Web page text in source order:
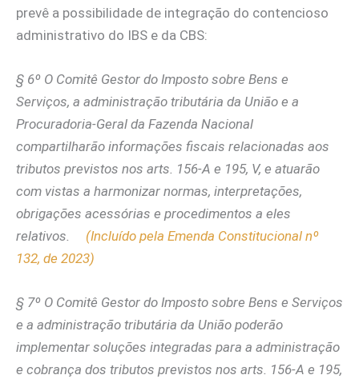
prevê a possibilidade de integração do contencioso
administrativo do IBS e da CBS:
§ 6º O Comitê Gestor do Imposto sobre Bens e
Serviços, a administração tributária da União e a
Procuradoria-Geral da Fazenda Nacional
compartilharão informações fiscais relacionadas aos
tributos previstos nos arts. 156-A e 195, V, e atuarão
com vistas a harmonizar normas, interpretações,
obrigações acessórias e procedimentos a eles
relativos. (Incluído pela Emenda Constitucional nº
132, de 2023)
§ 7º O Comitê Gestor do Imposto sobre Bens e Serviços
e a administração tributária da União poderão
implementar soluções integradas para a administração
e cobrança dos tributos previstos nos arts. 156-A e 195,